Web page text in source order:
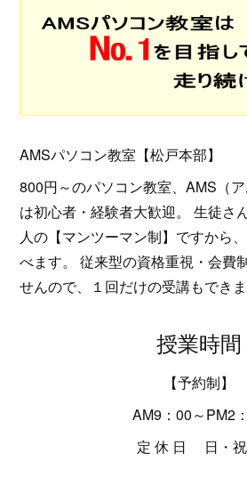
AMSパソコン教室【松戸本部】
800円～のパソコン教室、AMS（
は初心者・経験者大歓迎。 生徒さ
人の【マンツーマン制】ですから
べます。 従来型の資格重視・会費
せんので、１回だけの受講もできま
授業時間
【予約制】
AM9：00～PM2
定 休 日 日・